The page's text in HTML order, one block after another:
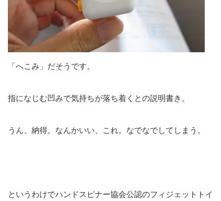
「へこみ」だそうです。
指になじむ凹みで気持ちが落ち着くとの説明書き。
うん、納得。なんかいい、これ。なでなでしてしまう。
というわけでハンドスピナー協会公認のフィジェットトイ